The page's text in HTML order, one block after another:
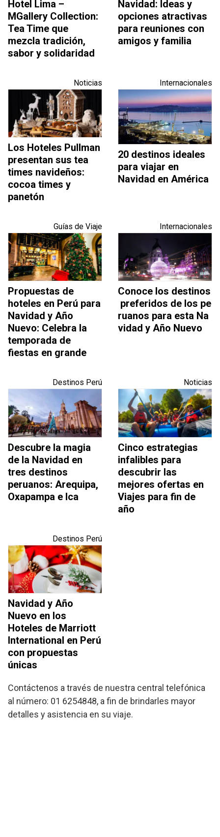
Hotel Lima –
MGallery Collection:
Tea Time que
mezcla tradición,
sabor y solidaridad
Navidad: Ideas y
opciones atractivas
para reuniones con
amigos y familia
Noticias
Los Hoteles Pullman
presentan sus tea
times navideños:
cocoa times y
panetón
Internacionales
20 destinos ideales
para viajar en
Navidad en América
Guías de Viaje
Propuestas de
hoteles en Perú para
Navidad y Año
Nuevo: Celebra la
temporada de
fiestas en grande
Internacionales
Conoce los destinos
preferidos de los pe
ruanos para esta Na
vidad y Año Nuevo
Destinos Perú
Descubre la magia
de la Navidad en
tres destinos
peruanos: Arequipa,
Oxapampa e Ica
Noticias
Cinco estrategias
infalibles para
descubrir las
mejores ofertas en
Viajes para fin de
año
Destinos Perú
Navidad y Año
Nuevo en los
Hoteles de Marriott
International en Perú
con propuestas
únicas
Contáctenos a través de nuestra central telefónica
al número: 01 6254848, a fin de brindarles mayor
detalles y asistencia en su viaje.